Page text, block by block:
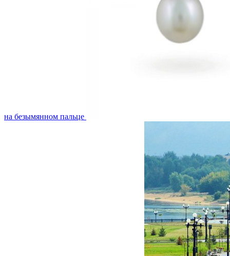
на безымянном пальце